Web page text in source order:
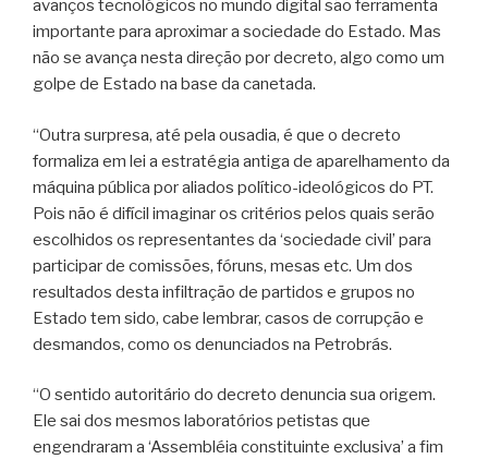
avanços tecnológicos no mundo digital são ferramenta
importante para aproximar a sociedade do Estado. Mas
não se avança nesta direção por decreto, algo como um
golpe de Estado na base da canetada.
“Outra surpresa, até pela ousadia, é que o decreto
formaliza em lei a estratégia antiga de aparelhamento da
máquina pública por aliados político-ideológicos do PT.
Pois não é difícil imaginar os critérios pelos quais serão
escolhidos os representantes da ‘sociedade civil’ para
participar de comissões, fóruns, mesas etc. Um dos
resultados desta infiltração de partidos e grupos no
Estado tem sido, cabe lembrar, casos de corrupção e
desmandos, como os denunciados na Petrobrás.
“O sentido autoritário do decreto denuncia sua origem.
Ele sai dos mesmos laboratórios petistas que
engendraram a ‘Assembléia constituinte exclusiva’ a fim